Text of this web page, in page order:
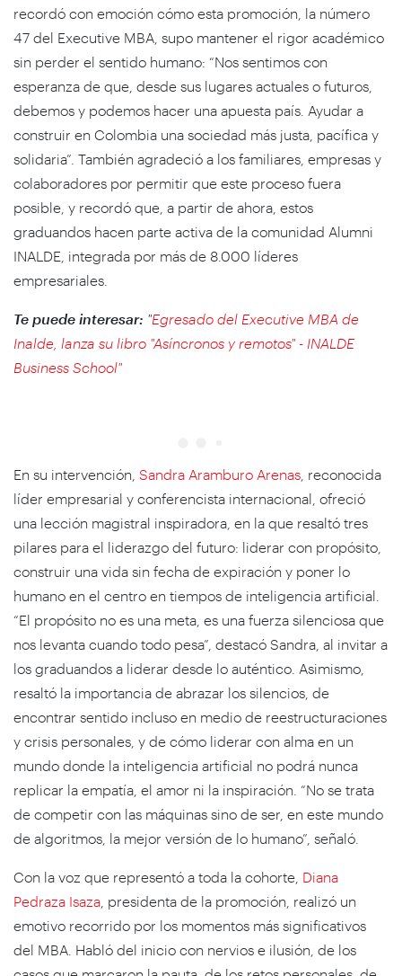
recordó con emoción cómo esta promoción, la número
47 del Executive MBA, supo mantener el rigor académico
sin perder el sentido humano: “Nos sentimos con
esperanza de que, desde sus lugares actuales o futuros,
debemos y podemos hacer una apuesta país. Ayudar a
construir en Colombia una sociedad más justa, pacífica y
solidaria”. También agradeció a los familiares, empresas y
colaboradores por permitir que este proceso fuera
posible, y recordó que, a partir de ahora, estos
graduandos hacen parte activa de la comunidad Alumni
INALDE, integrada por más de 8.000 líderes
empresariales.
Te puede interesar: "Egresado del Executive MBA de
Inalde, lanza su libro "Asíncronos y remotos" - INALDE
Business School"
En su intervención, Sandra Aramburo Arenas , reconocida
líder empresarial y conferencista internacional, ofreció
una lección magistral inspiradora, en la que resaltó tres
pilares para el liderazgo del futuro: liderar con propósito,
construir una vida sin fecha de expiración y poner lo
humano en el centro en tiempos de inteligencia artificial.
“El propósito no es una meta, es una fuerza silenciosa que
nos levanta cuando todo pesa”, destacó Sandra, al invitar a
los graduandos a liderar desde lo auténtico. Asimismo,
resaltó la importancia de abrazar los silencios, de
encontrar sentido incluso en medio de reestructuraciones
y crisis personales, y de cómo liderar con alma en un
mundo donde la inteligencia artificial no podrá nunca
replicar la empatía, el amor ni la inspiración. “No se trata
de competir con las máquinas sino de ser, en este mundo
de algoritmos, la mejor versión de lo humano”, señaló.
Con la voz que representó a toda la cohorte, Diana
Pedraza Isaza , presidenta de la promoción, realizó un
emotivo recorrido por los momentos más significativos
del MBA. Habló del inicio con nervios e ilusión, de los